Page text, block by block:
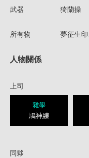
武器 猗蘭操
所有物 夢征生
人物關係
上司
雜學
鳩神練
同夥